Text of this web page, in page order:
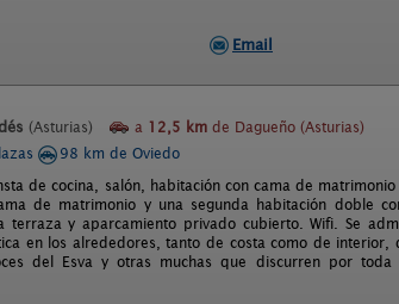
Email
(Asturias) a 12,5 km de Dagueño (Asturias)
98 km de Oviedo
de cocina, salón, habitación con cama de
de matrimonio y una segunda habitación doble
y aparcamiento privado cubierto. Wifi. Se
en los alrededores, tanto de costa como de
del Esva y otras muchas que discurren por